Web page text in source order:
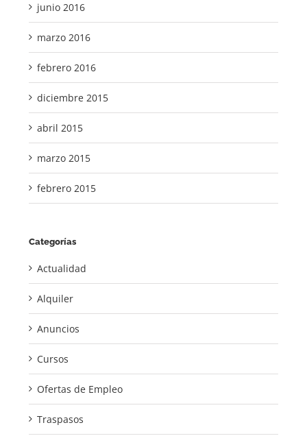
junio 2016
marzo 2016
febrero 2016
diciembre 2015
abril 2015
marzo 2015
febrero 2015
Categorías
Actualidad
Alquiler
Anuncios
Cursos
Ofertas de Empleo
Traspasos